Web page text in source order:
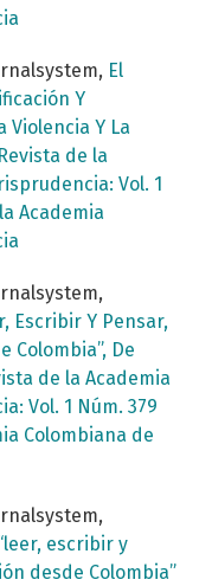
El
Y
Violencia Y La
Revista de la
Vol. 1
Academia
Escribir Y Pensar,
Colombia”, De
de la Academia
Vol. 1 Núm. 379
Colombiana de
escribir y
desde Colombia”